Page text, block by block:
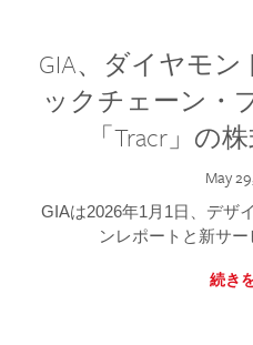
GIA、ダイヤモ
ックチェーン・
「Tracr」の
May
GIAは2026年1月1日、デザ
ンレポートと新サー
続き